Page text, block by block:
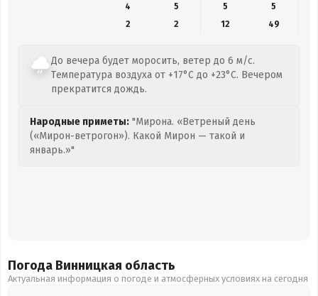
4
5 5
5
2
2 12 49
До вечера будет моросить, ветер до 6 м/с.
Температура воздуха от +17°C до +23°C. Вечером
прекратится дождь.
Народные приметы: "Мирона. «Ветреный день
(«Мирон-ветрогон»). Какой Мирон — такой и
январь.»"
Погода Винницкая область
Актуальная информация о погоде и атмосферных условиях на сегодня